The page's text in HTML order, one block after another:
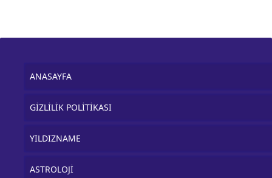
ANASAYFA
GİZLİLİK POLİTİKASI
YILDIZNAME
ASTROLOJİ